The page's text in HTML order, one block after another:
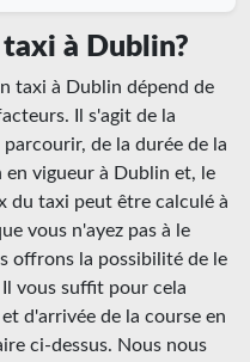
à Dublin?
taxi à Dublin dépend de
Il s'agit de la
de la durée de la
vigueur à Dublin et, le
du taxi peut être calculé à
vous n'ayez pas à le
offrons la possibilité de le
vous suffit pour cela
d'arrivée de la course en
ci-dessus. Nous nous